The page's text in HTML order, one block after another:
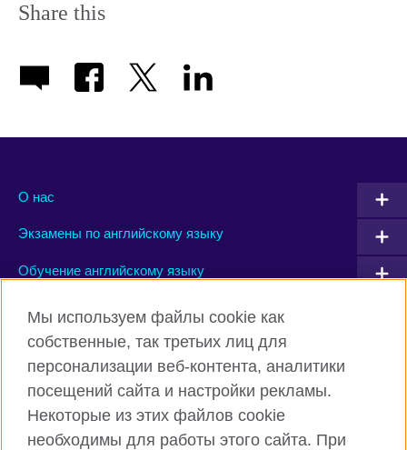
Share this
О нас
Экзамены по английскому языку
Обучение английскому языку
Connect with us
Facebook Instagram
TikTok YouTube
Мы используем файлы cookie как
собственные, так третьих лиц для
персонализации веб-контента, аналитики
посещений сайта и настройки рекламы.
Некоторые из этих файлов cookie
необходимы для работы этого сайта. При